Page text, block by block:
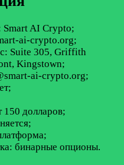
Smart AI Crypto;
ai-crypto.org;
Suite 305, Griffith
Kingstown;
ai-crypto.org;
долларов;
бинарные опционы.